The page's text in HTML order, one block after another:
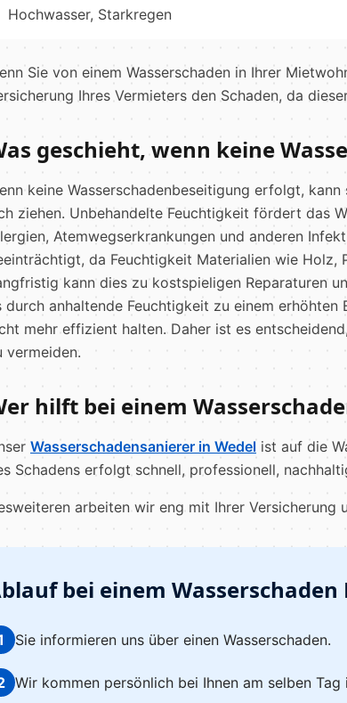
Hochwasser, Starkregen
Sie von einem Wasserschaden in Ihrer
Ihres Vermieters den Schaden, da
geschieht, wenn keine
keine Wasserschadenbeseitigung erfolgt,
ziehen. Unbehandelte Feuchtigkeit fördert das
Atemwegserkrankungen und anderen
da Feuchtigkeit Materialien wie Holz,
kann dies zu kostspieligen Reparaturen
durch anhaltende Feuchtigkeit zu einem
mehr effizient halten. Daher ist es
vermeiden.
hilft bei einem
Wasserschadensanierer in Wedel ist auf die
Schadens erfolgt schnell, professionell,
arbeiten wir eng mit Ihrer Versicherung
bei einem
Sie informieren uns über einen Wasserschaden.
Wir kommen persönlich bei Ihnen am selben